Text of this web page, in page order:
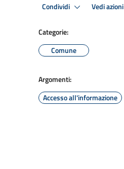
Condividi Vedi azioni
Categorie:
Comune
Argomenti:
Accesso all'informazione